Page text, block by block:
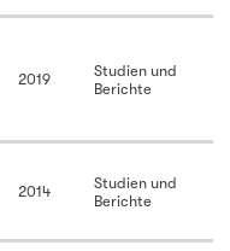
2019
Studien und
Berichte
2014
Studien und
Berichte